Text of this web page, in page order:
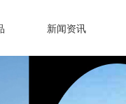
新闻资讯